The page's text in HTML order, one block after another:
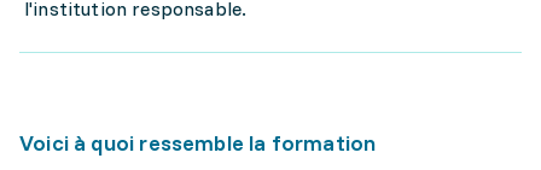
l'institution responsable.
Voici à quoi ressemble la formation